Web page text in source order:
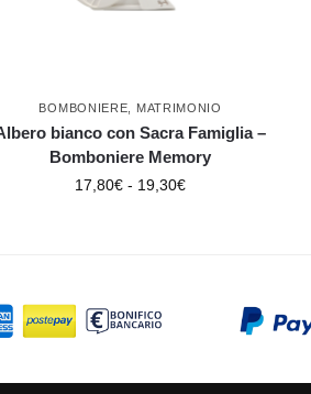
BOMBONIERE MATRIMONIO
bianco con Sacra Famiglia –
Bomboniere Memory
17,80€ - 19,30€